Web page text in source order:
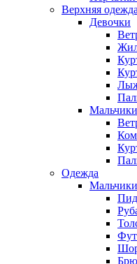
Верхняя одежда
Девочки
Мальчики
Одежда
Мальчики